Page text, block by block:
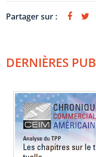
Partager sur :
DERNIÈRES